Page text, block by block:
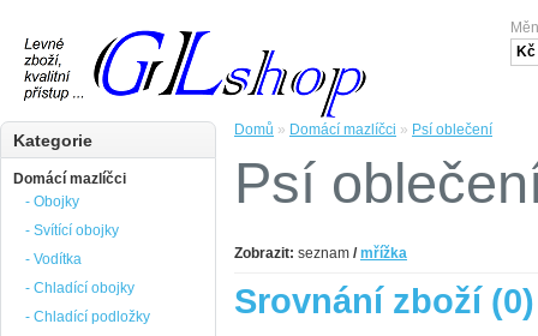
Kč
Kategorie
Domácí mazlíčci
- Obojky
- Svítící obojky
- Vodítka
- Chladící obojky
- Chladící podložky
Domů » Domácí mazlíčci » Psí oblečení
Psí
Zobrazit: seznam / mřížka
Srovnání zboží (0)